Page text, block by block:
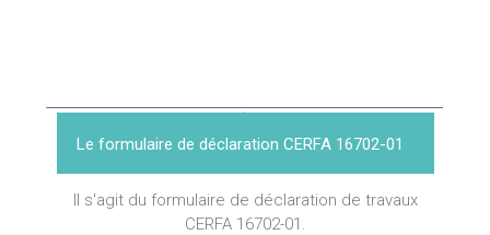
Le formulaire de déclaration CERFA 16702-01
Il s'agit du formulaire de déclaration de travaux
CERFA 16702-01.